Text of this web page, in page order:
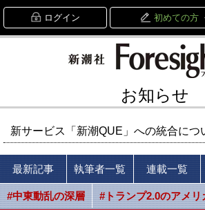
ログイン 初めての方
お知らせ
新サービス「新潮QUE」への統合につ
最新記事 執筆者一覧 連載一覧
#中東動乱の深層 #トランプ2.0のアメリ